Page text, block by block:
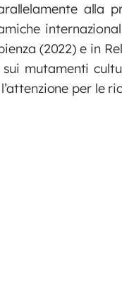
alla
(2022) e in
mutamenti
per le